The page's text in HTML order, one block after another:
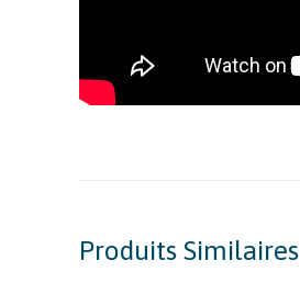
Produits Similaires